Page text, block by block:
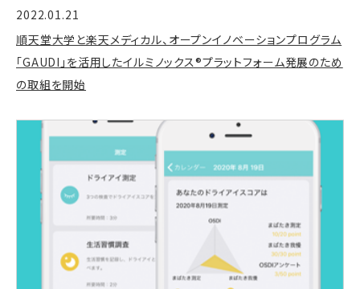
2022.01.21
順天堂大学と楽天メディカル、オープンイノベーションプログラム
「GAUDI」を活用したイルミノックス®プラットフォーム発展のため
の取組を開始